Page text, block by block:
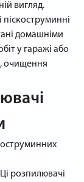
вигляд.
піскоструминні
домашніми
у гаражі або
очищення
розпилювачі